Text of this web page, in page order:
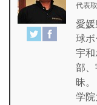
代表
愛
球ボ
宇
部
昧
学